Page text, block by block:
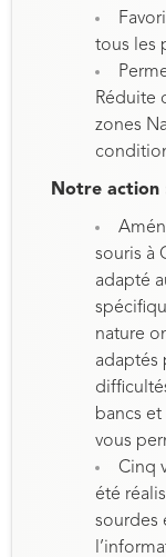
tous les
Réduite
zones
Notre action
souris à
adapté
nature
adaptés
bancs
vous
Cinq
été
sourdes